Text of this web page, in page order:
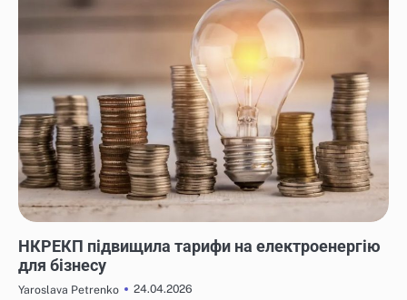
НКРЕКП підвищила тарифи на електроенергію
для бізнесу
Yaroslava Petrenko
24.04.2026